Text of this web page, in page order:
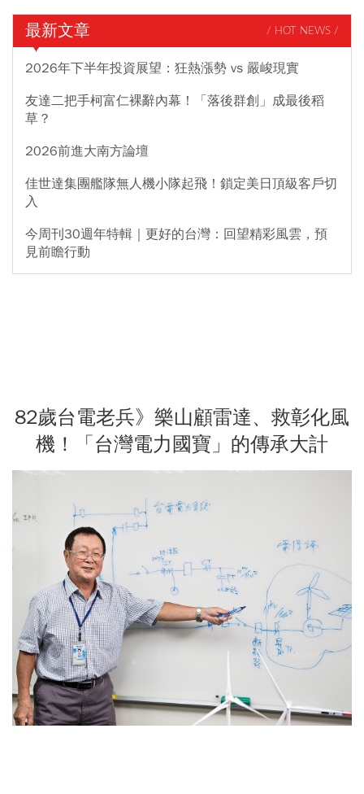
最新文章 / HOT NEWS /
2026年下半年投資展望：狂熱漲勢 vs 嚴峻現實
友達二把手柯富仁裸辭內幕！「落後群創」成最後稻
草？
2026前進大南方論壇
佳世達集團艦隊無人機小隊起飛！鎖定美日頂級客戶切
入
今周刊30週年特輯｜更好的台灣：回望精彩風雲，預
見前瞻行動
82歲台電老兵》樂山顧雷達、救彰化風
機！「台灣電力國寶」的傳承大計